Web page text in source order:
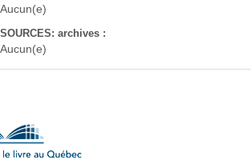
Aucun(e)
SOURCES: archives :
Aucun(e)